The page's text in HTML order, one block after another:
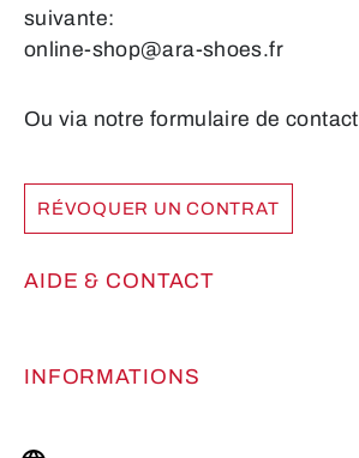
suivante:
online-shop@ara-shoes.fr
Ou via notre formulaire de contact
RÉVOQUER UN CONTRAT
AIDE & CONTACT
INFORMATIONS